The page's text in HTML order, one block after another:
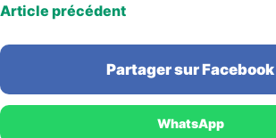
Article précédent
Partager sur Facebook
WhatsApp